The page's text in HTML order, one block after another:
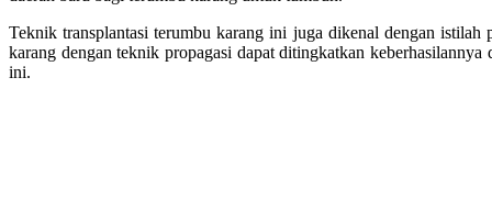
Teknik transplantasi terumbu karang ini juga dikenal dengan istilah
karang dengan teknik propagasi dapat ditingkatkan keberhasilannya
ini.